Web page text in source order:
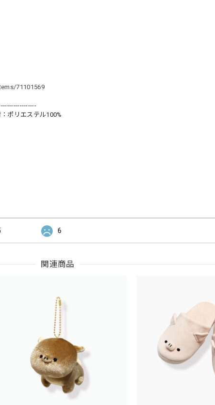
71101569
ポリエステル100%
6
関連商品